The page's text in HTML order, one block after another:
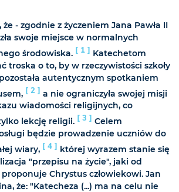
że - zgodnie z życzeniem Jana Pawła II
swoje miejsce w normalnych
środowiska. [ 1 ] Katechetom
troska o to, by w rzeczywistości szkoły
autentycznym spotkaniem
[ 2 ] a nie ograniczyła swojej misji
wiadomości religijnych, co
lekcję religii. [ 3 ] Celem
będzie prowadzenie uczniów do
wiary, [ 4 ] której wyrazem stanie się
"przepisu na życie", jaki od
Chrystus człowiekowi. Jan
że: "Katecheza (...) ma na celu nie